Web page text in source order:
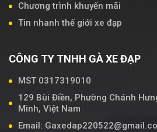
Chương trình khuyến mãi
Tin nhanh thế giới xe đạp
CÔNG TY TNHH GÀ XE ĐẠP
MST 0317319010
129 Bùi Điền, Phường Chánh
Minh, Việt Nam
Email: